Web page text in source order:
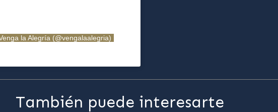
la Alegría (@vengalaalegria)
También puede interesarte